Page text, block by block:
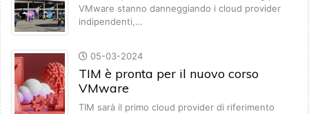
VMware stanno danneggiando i cloud provider
indipendenti,…
05-03-2024
TIM è pronta per il nuovo corso
VMware
TIM sarà il primo cloud provider di riferimento